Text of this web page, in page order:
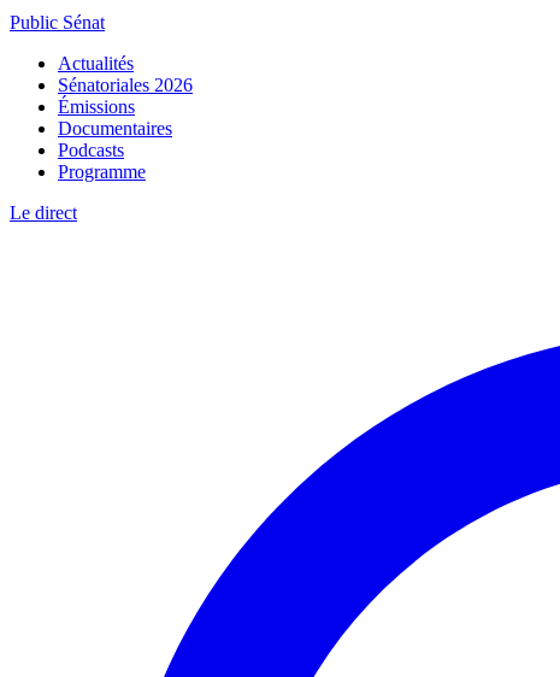
Public Sénat
Actualités
Sénatoriales 2026
Émissions
Documentaires
Podcasts
Programme
Le direct